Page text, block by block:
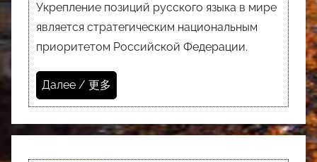
Укрепление позиций русского языка в мире
является стратегическим национальным
приоритетом Российской Федерации.
Далее / 更多